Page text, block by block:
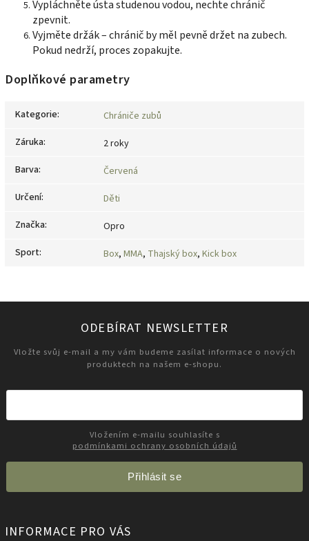
Vypláchněte ústa studenou vodou, nechte chránič
zpevnit.
Vyjměte držák – chránič by měl pevně držet na zubech.
Pokud nedrží, proces zopakujte.
Doplňkové parametry
Kategorie:
Chrániče zubů
Záruka:
2 roky
Barva:
Červená
Určení:
Děti
Značka:
Opro
Sport: Box, MMA, Thajský box, Kick box
ODEBÍRAT NEWSLETTER
Vložte svůj e-mail a my vám budeme zasílat informace o nových
produktech na našem e-shopu.
podmínkami ochrany osobních údajů
Přihlásit se
INFORMACE PRO VÁS